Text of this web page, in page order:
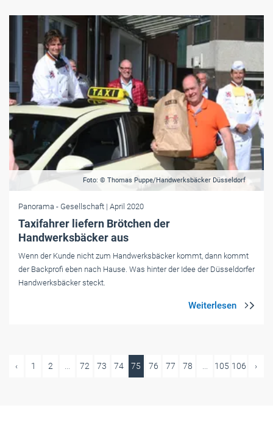
Foto: © Thomas Puppe/Handwerksbäcker Düsseldorf
Panorama - Gesellschaft | April 2020
Taxifahrer liefern Brötchen der
Handwerksbäcker aus
Wenn der Kunde nicht zum Handwerksbäcker kommt, dann kommt
der Backprofi eben nach Hause. Was hinter der Idee der Düsseldorfer
Handwerksbäcker steckt.
‹ 1 2 ... 72 73 74 75 76 77 78 ... 105 106 ›